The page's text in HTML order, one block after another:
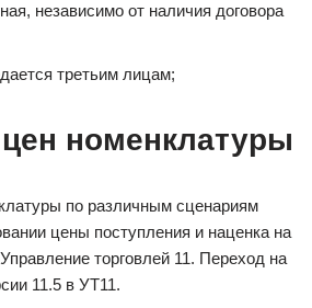
независимо от наличия договора
третьим лицам;
цен номенклатуры
по различным сценариям
цены поступления и наценка на
торговлей 11. Переход на
11.5 в УТ11.